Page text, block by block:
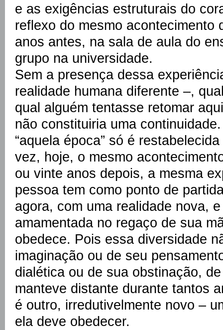
e as exigências estruturais do
reflexo do mesmo acontecimento
anos antes, na sala de aula do
grupo na universidade.
Sem a presença dessa
realidade humana diferente –,
qual alguém tentasse retomar
não constituiria uma
“aquela época” só é
vez, hoje, o mesmo
ou vinte anos depois, a mesma
pessoa tem como ponto de
agora, com uma realidade nova,
amamentada no regaço de sua
obedece. Pois essa diversidade
imaginação ou de seu
dialética ou de sua obstinação,
manteve distante durante tantos
é outro, irredutivelmente novo –
ela deve obedecer.